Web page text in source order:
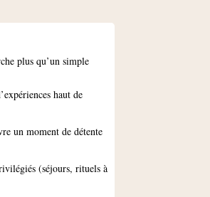
plus qu’un simple
haut de
un moment de détente
(séjours, rituels à